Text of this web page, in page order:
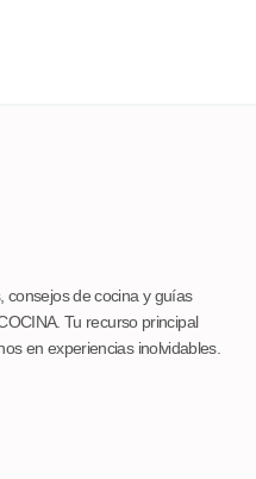
consejos de cocina y guías
Tu recurso principal
en experiencias inolvidables.